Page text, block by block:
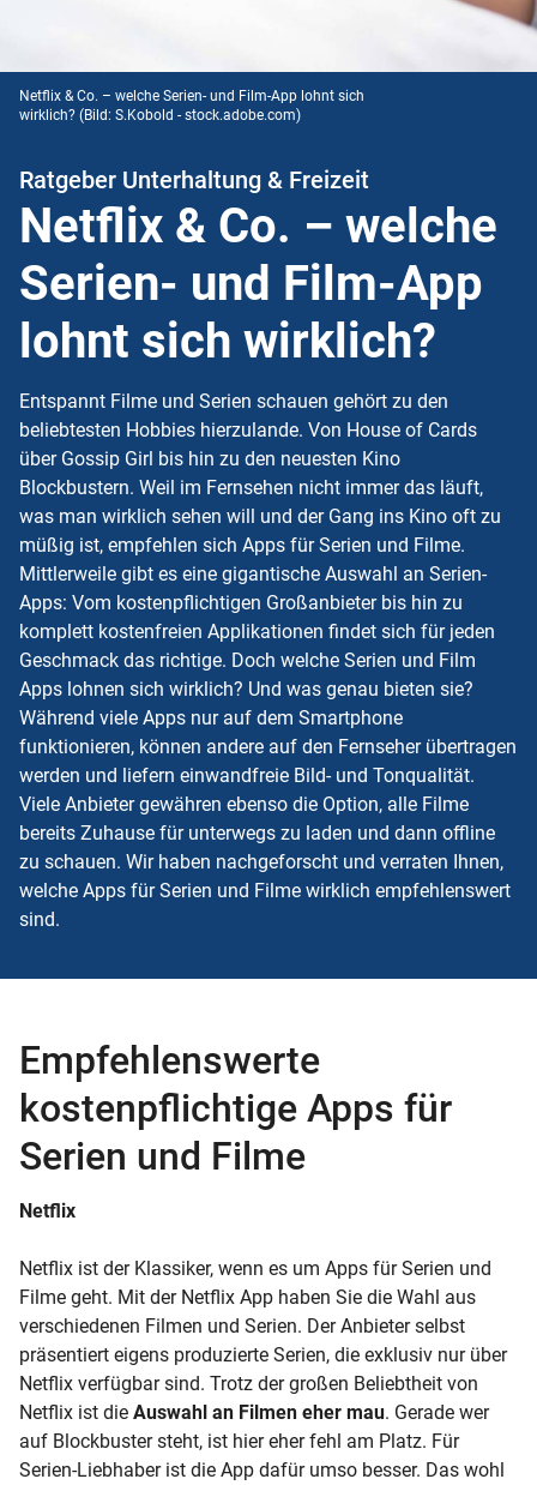
Netflix & Co. – welche Serien- und Film-App lohnt sich
wirklich? (Bild: S.Kobold - stock.adobe.com)
Ratgeber Unterhaltung & Freizeit
Netflix & Co. – welche
Serien- und Film-App
lohnt sich wirklich?
Entspannt Filme und Serien schauen gehört zu den
beliebtesten Hobbies hierzulande. Von House of Cards
über Gossip Girl bis hin zu den neuesten Kino
Blockbustern. Weil im Fernsehen nicht immer das läuft,
was man wirklich sehen will und der Gang ins Kino oft zu
müßig ist, empfehlen sich Apps für Serien und Filme.
Mittlerweile gibt es eine gigantische Auswahl an Serien-
Apps: Vom kostenpflichtigen Großanbieter bis hin zu
komplett kostenfreien Applikationen findet sich für jeden
Geschmack das richtige. Doch welche Serien und Film
Apps lohnen sich wirklich? Und was genau bieten sie?
Während viele Apps nur auf dem Smartphone
funktionieren, können andere auf den Fernseher übertragen
werden und liefern einwandfreie Bild- und Tonqualität.
Viele Anbieter gewähren ebenso die Option, alle Filme
bereits Zuhause für unterwegs zu laden und dann offline
zu schauen. Wir haben nachgeforscht und verraten Ihnen,
welche Apps für Serien und Filme wirklich empfehlenswert
sind.
Empfehlenswerte
kostenpflichtige Apps für
Serien und Filme
Netflix
Netflix ist der Klassiker, wenn es um Apps für Serien und
Filme geht. Mit der Netflix App haben Sie die Wahl aus
verschiedenen Filmen und Serien. Der Anbieter selbst
präsentiert eigens produzierte Serien, die exklusiv nur über
Netflix verfügbar sind. Trotz der großen Beliebtheit von
Netflix ist die Auswahl an Filmen eher mau. Gerade wer
auf Blockbuster steht, ist hier eher fehl am Platz. Für
Serien-Liebhaber ist die App dafür umso besser. Das wohl